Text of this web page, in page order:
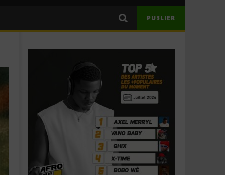
PUBLIER